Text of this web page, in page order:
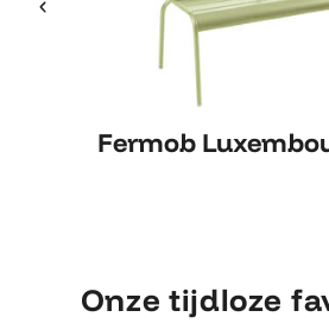
Fermob
Fermob
Onze tijdloze